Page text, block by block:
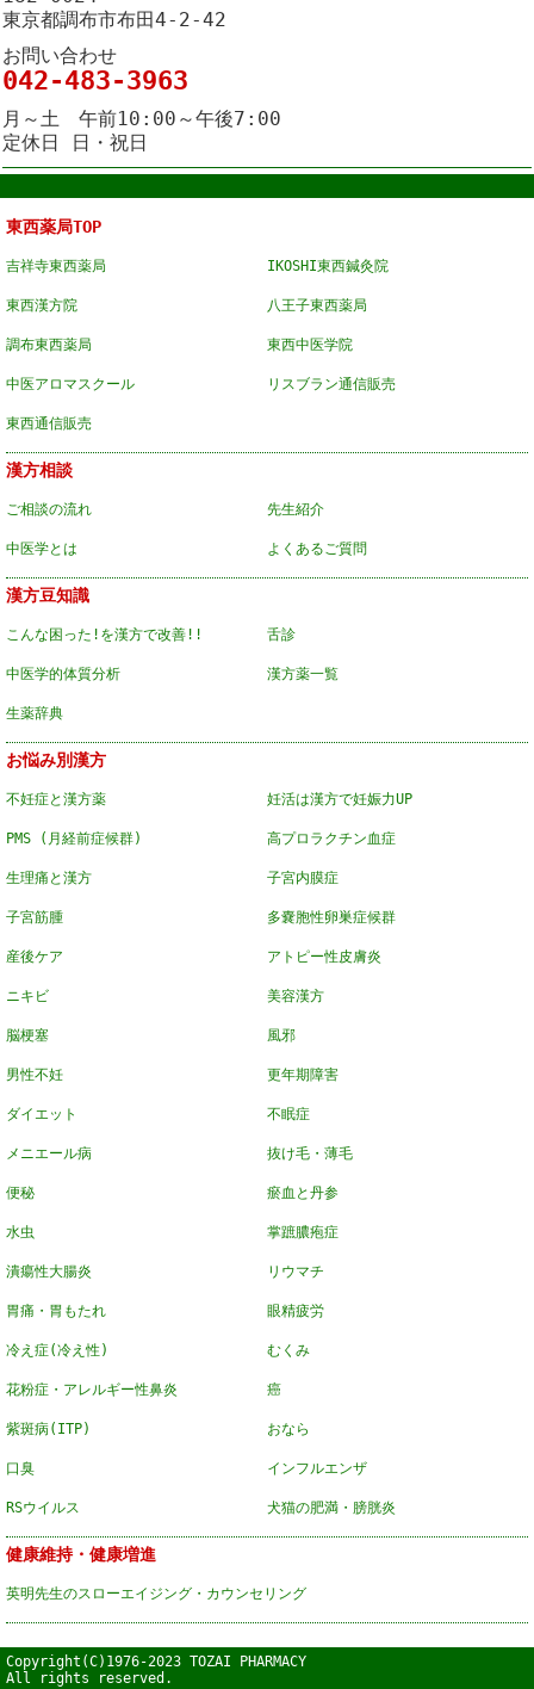
東京都調布市布田4-2-42
お問い合わせ
042-483-3963
月～土 午前10:00～午後7:00
定休日 日・祝日
東西薬局TOP
吉祥寺東西薬局 IKOSHI東西鍼灸院
東西漢方院 八王子東西薬局
調布東西薬局 東西中医学院
中医アロマスクール リスブラン通信販売
東西通信販売
漢方相談
ご相談の流れ 先生紹介
中医学とは よくあるご質問
漢方豆知識
こんな困った!を漢方で改善!! 舌診
中医学的体質分析 漢方薬一覧
生薬辞典
お悩み別漢方
不妊症と漢方薬 妊活は漢方で妊娠力UP
PMS (月経前症候群) 高プロラクチン血症
生理痛と漢方 子宮内膜症
子宮筋腫 多嚢胞性卵巣症候群
産後ケア アトピー性皮膚炎
ニキビ 美容漢方
脳梗塞 風邪
男性不妊 更年期障害
ダイエット 不眠症
メニエール病 抜け毛・薄毛
便秘 瘀血と丹参
水虫 掌蹠膿疱症
潰瘍性大腸炎 リウマチ
胃痛・胃もたれ 眼精疲労
冷え症(冷え性) むくみ
花粉症・アレルギー性鼻炎 癌
紫斑病(ITP) おなら
口臭 インフルエンザ
RSウイルス 犬猫の肥満・膀胱炎
健康維持・健康増進
英明先生のスローエイジング・カウンセリング
Copyright(C)1976-2023 TOZAI PHARMACY
All rights reserved.